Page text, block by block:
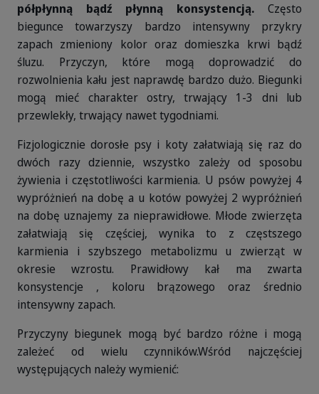
półpłynną bądź płynną konsystencją. Często
biegunce towarzyszy bardzo intensywny przykry
zapach zmieniony kolor oraz domieszka krwi bądź
śluzu. Przyczyn, które mogą doprowadzić do
rozwolnienia kału jest naprawdę bardzo dużo. Biegunki
mogą mieć charakter ostry, trwający 1-3 dni lub
przewlekły, trwający nawet tygodniami.
Fizjologicznie dorosłe psy i koty załatwiają się raz do
dwóch razy dziennie, wszystko zależy od sposobu
żywienia i częstotliwości karmienia. U psów powyżej 4
wypróżnień na dobę a u kotów powyżej 2 wypróżnień
na dobę uznajemy za nieprawidłowe. Młode zwierzęta
załatwiają się częściej, wynika to z częstszego
karmienia i szybszego metabolizmu u zwierząt w
okresie wzrostu. Prawidłowy kał ma zwarta
konsystencje , koloru brązowego oraz średnio
intensywny zapach.
Przyczyny biegunek mogą być bardzo różne i mogą
zależeć od wielu czynników.Wśród najczęściej
występujących należy wymienić: